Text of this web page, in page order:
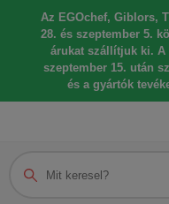
Az EGOchef, Giblors,
28. és szeptember 5.
árukat szállítjuk ki. A
szeptember 15. után
és a gyártók